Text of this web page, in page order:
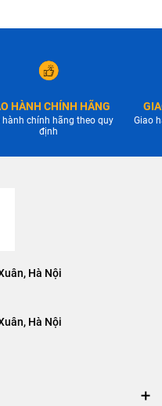
HÀNH CHÍNH HÃNG
hành chính hãng theo quy
định
Giao
Hà Nội
Hà Nội